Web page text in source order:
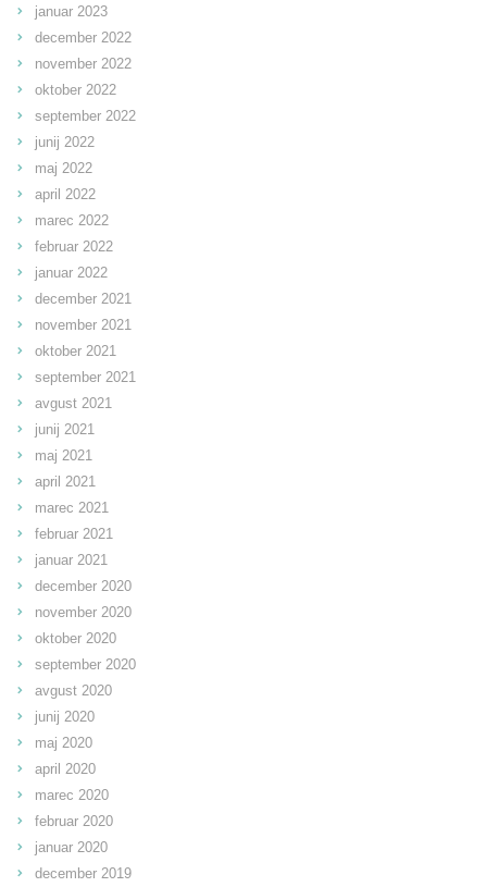
januar 2023
december 2022
november 2022
oktober 2022
september 2022
junij 2022
maj 2022
april 2022
marec 2022
februar 2022
januar 2022
december 2021
november 2021
oktober 2021
september 2021
avgust 2021
junij 2021
maj 2021
april 2021
marec 2021
februar 2021
januar 2021
december 2020
november 2020
oktober 2020
september 2020
avgust 2020
junij 2020
maj 2020
april 2020
marec 2020
februar 2020
januar 2020
december 2019